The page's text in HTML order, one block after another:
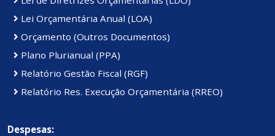
Lei Orçamentária Anual (LOA)
Orçamento (Outros Documentos)
Plano Plurianual (PPA)
Relatório Gestão Fiscal (RGF)
Relatório Res. Execução Orçamentária (RREO)
Despesas: